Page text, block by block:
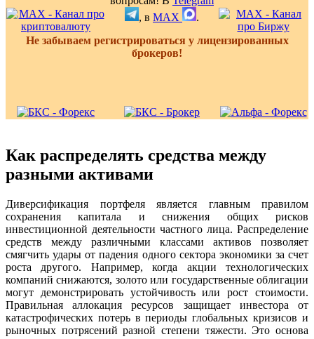
, в MAX
.
Не забываем регистрироваться у лицензированных
брокеров!
Как распределять средства между
разными активами
Диверсификация портфеля является главным правилом
сохранения капитала и снижения общих рисков
инвестиционной деятельности частного лица. Распределение
средств между различными классами активов позволяет
смягчить удары от падения одного сектора экономики за счет
роста другого. Например, когда акции технологических
компаний снижаются, золото или государственные облигации
могут демонстрировать устойчивость или рост стоимости.
Правильная аллокация ресурсов защищает инвестора от
катастрофических потерь в периоды глобальных кризисов и
рыночных потрясений разной степени тяжести. Это основа